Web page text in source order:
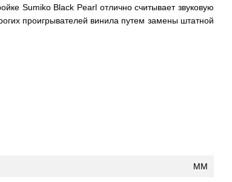
Sumiko Black Pearl отлично считывает звуковую
проигрывателей винила путем замены штатной
MM